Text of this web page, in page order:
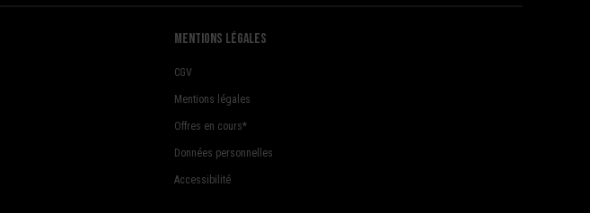
mentions légales
CGV
Mentions légales
Offres en cours*
Données personnelles
Accessibilité